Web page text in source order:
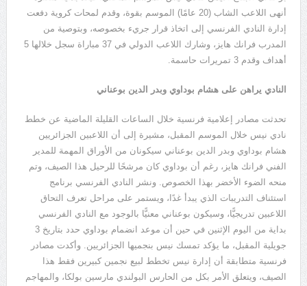
أنهى اللاعب الشاب (20 عامًا) الموسم بقوة، وقدم لمحات كروية دفعت
إدارة النادي الفرنسي إلى اتخاذ قرار جريء بخصوصه، وبتوصية من
المدرب فرانك هايز، وشارك اللاعب الدولي في 37 مباراة سجل خلالها 5
أهداف وقدم 3 تمريرات حاسمة.
النادي يراهن على هشام بوداوي وبدر الدين بوعناني
تحدثت مصادر إعلامية فرنسية خلال الساعات القليلة الماضية عن خطط
نادي نيس خلال الموسم المقبل، مشيرة إلى أن اللاعبين الجزائريين
هشام بوداوي وبدر الدين بوعناني سيكونان من الأوراق المهمة للمدير
الفني فرانك هايز، رغم أن بوداوي كان مرشحًا للرحيل هذا الصيف، وتم
منحه الضوء الأخضر بهذا الخصوص. ونشر النادي الفرنسي برنامج
استئناف التدريبات الذي يبدأ غدًا، ويستمر على مراحل تعرف التحاق
اللاعبين تدريجيًّا، وسيكون بوعناني معنيًّا بالوجود مع النادي الفرنسي
بداية من اليوم الإثنين في حين أن موعد انضمام بوداوي حدد بتاريخ 3
جويلية المقبل، ما يؤكد تمسك نيس بنجميها الجزائريين. وأكدت مصادر
فرنسية متطابقة أن إدارة نيس تخطط لبيع نجمين كبيرين فقط هذا
الصيف، ويتعلق الأمر بكل من الحارس البولندي مارسين بولكا، والمهاجم